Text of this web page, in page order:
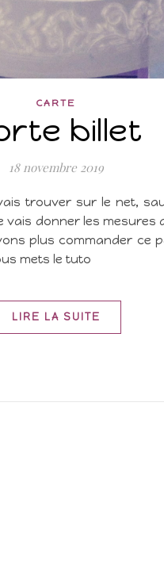
CARTE
billet
18 novembre 2019
trouver sur le net,
vais donner les
plus commander ce
mets le tuto
LIRE LA SUITE